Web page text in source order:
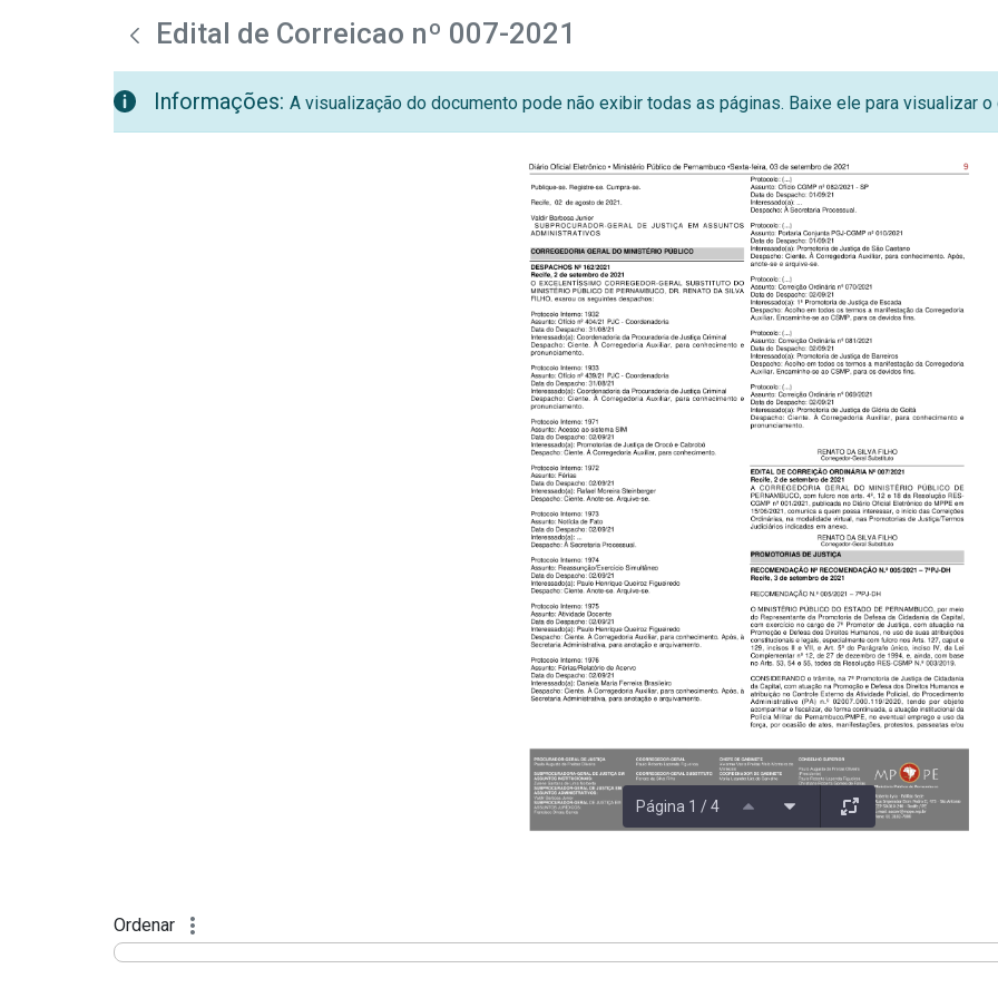
Pular para o Conteúdo principal
teste descricaoEdital de Correicao nº 007-2021
Informações: A visualização do documento pode não exibir todas as páginas. Baixe ele para visualizar
Página 1 / 4
Ordenar